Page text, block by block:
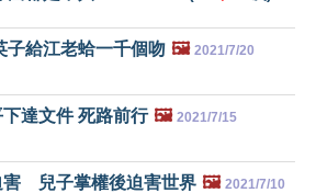
子給江老蛤一千個吻 🖼️ 2021/7/20
達文件 死路前行 🖼️ 2021/7/15
害 兒子掌權後迫害世界 🖼️ 2021/7/10